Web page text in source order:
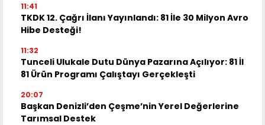
11:41
TKDK 12. Çağrı İlanı Yayınlandı: 81 İle 30 Milyon Avro
Hibe Desteği!
11:32
Tunceli Ulukale Dutu Dünya Pazarına Açılıyor: 81 İl
81 Ürün Programı Çalıştayı Gerçekleşti
20:07
Başkan Denizli’den Çeşme’nin Yerel Değerlerine
Tarımsal Destek